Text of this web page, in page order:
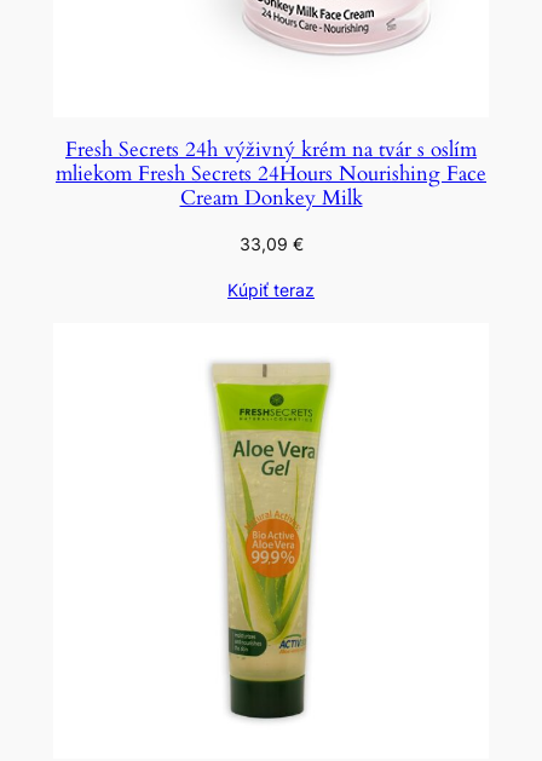
Fresh Secrets 24h výživný krém na tvár s oslím
mliekom Fresh Secrets 24Hours Nourishing Face
Cream Donkey Milk
33,09 €
Kúpiť teraz